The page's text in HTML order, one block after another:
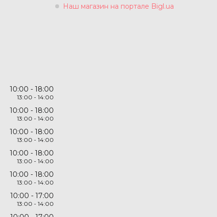
Наш магазин на портале Bigl.ua
10:00 18:00
13:00 14:00
10:00 18:00
13:00 14:00
10:00 18:00
13:00 14:00
10:00 18:00
13:00 14:00
10:00 18:00
13:00 14:00
10:00 17:00
13:00 14:00